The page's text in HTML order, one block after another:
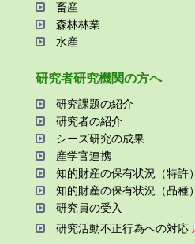
畜産
森林林業
⽔産
研究者研究機関の⽅へ
研究課題の紹介
研究者の紹介
シーズ研究の成果
産学官連携
知的財産の保有状況（特許）
知的財産の保有状況（品種）
研究員の受⼊
研究活動不正⾏為への対応